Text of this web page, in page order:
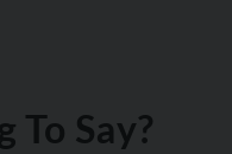
To Say?